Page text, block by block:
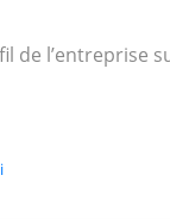
de l’entreprise